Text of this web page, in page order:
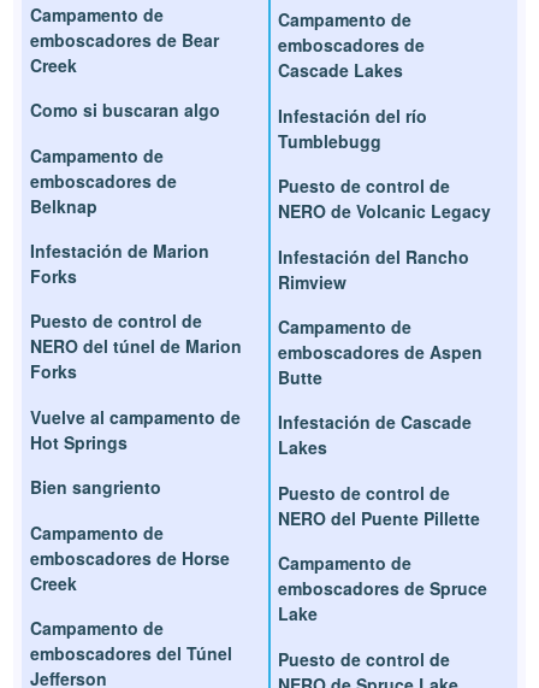
Campamento de
emboscadores de Bear
Creek
Como si buscaran algo
Campamento de
emboscadores de
Belknap
Infestación de Marion
Forks
Puesto de control de
NERO del túnel de Marion
Forks
Vuelve al campamento de
Hot Springs
Bien sangriento
Campamento de
emboscadores de Horse
Creek
Campamento de
emboscadores del Túnel
Jefferson
Campamento de
emboscadores de
Cascade Lakes
Infestación del río
Tumblebugg
Puesto de control de
NERO de Volcanic Legacy
Infestación del Rancho
Rimview
Campamento de
emboscadores de Aspen
Butte
Infestación de Cascade
Lakes
Puesto de control de
NERO del Puente Pillette
Campamento de
emboscadores de Spruce
Lake
Puesto de control de